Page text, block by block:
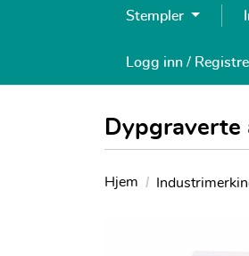
Stempler
Logg inn /
Hjem